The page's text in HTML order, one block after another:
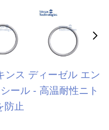
ンス ディーゼル エン
ール - 高温耐性ニト
防止